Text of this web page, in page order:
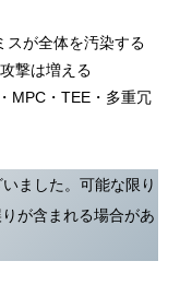
スが全体を汚染する
撃は増える
MPC・TEE・多重冗
ました。可能な限り
が含まれる場合があ